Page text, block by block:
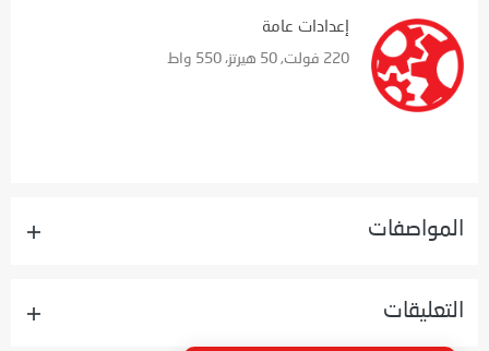
إعدادات عامة
220 فولت, 50 هيرتز، 550 واط
المواصفات
التعليقات